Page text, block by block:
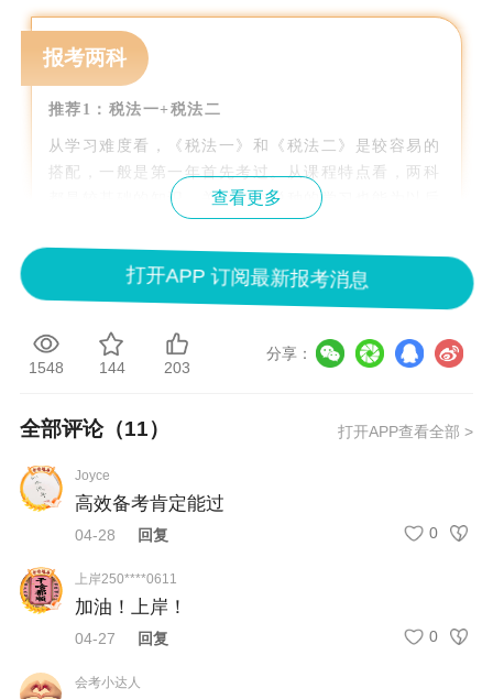
报考两科
推荐1：税法一+税法二
从学习难度看，《税法一》和《税法二》是较容易的
搭配，一般是第一年首先考过。从课程特点看，两科
都是较基础的知识，关于各个税种的学习也能为以后
《涉税服务实务》的学习奠定一定的基础。如果考生
具备些会计知识，学习起来则会更加轻松。
推荐2：财务与会计+涉税服务相关法律
活，出难题的几率也越来越高。《涉税服务相关法
律》的学习重在记忆和理解，难度因人而异，擅长记
务与会计》和《涉税服务相关法律》是比较难的搭
解，《涉税服务相关法律》偏重记忆。这种组合比较
适合计算能力强且对于文字的记忆能力较好的考生。
报考三科
推荐1：税法一+税法二+涉税服务实务
查看更多
打开APP 订阅最新报考消息
1548 144 203
分享：
全部评论（11） 打开APP查看全部 >
Joyce
高效备考肯定能过
04-28 回复 0
上岸250****0611
加油！上岸！
04-27 回复 0
会考小达人